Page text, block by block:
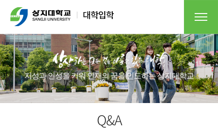
지성과 인성을 키워 인재의 꿈을 인도하는 상지대학교
Q&A